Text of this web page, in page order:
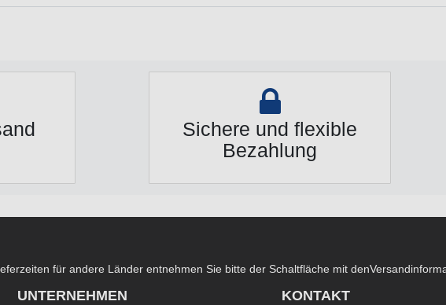
Sichere und flexible
Bezahlung
für andere Länder entnehmen Sie bitte der Schaltfläche mit den
UNTERNEHMEN KONTAKT